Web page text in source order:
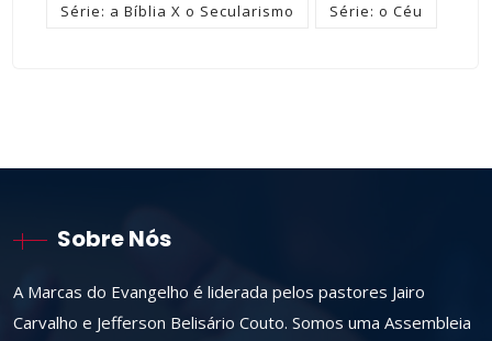
Série: a Bíblia X o Secularismo Série: o Céu
Sobre Nós
A Marcas do Evangelho é liderada pelos pastores Jairo
Carvalho e Jefferson Belisário Couto. Somos uma Assembleia